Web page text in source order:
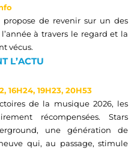
de revenir sur un des
à travers le regard et la
vécus.
L’ACTU
, 16H24, 19H23, 20H53
de la musique 2026, les
récompensées. Stars
une génération de
qui, au passage, stimule